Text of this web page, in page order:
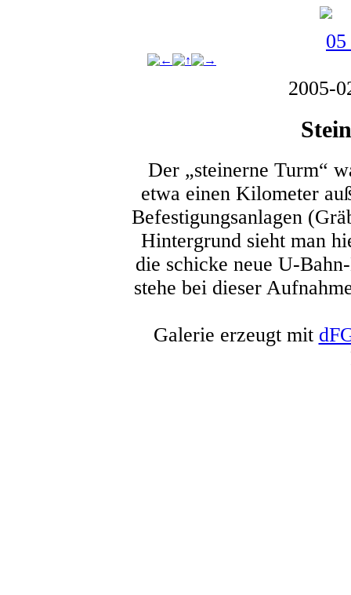
2005-
Der „steinerne Turm“
etwa einen Kilometer
Befestigungsanlagen
Hintergrund sieht man
die schicke neue U-
stehe bei dieser
Galerie erzeugt mit